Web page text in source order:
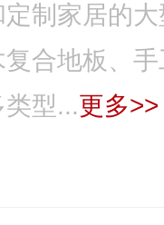
制家居的
合地板、
型...更多>>